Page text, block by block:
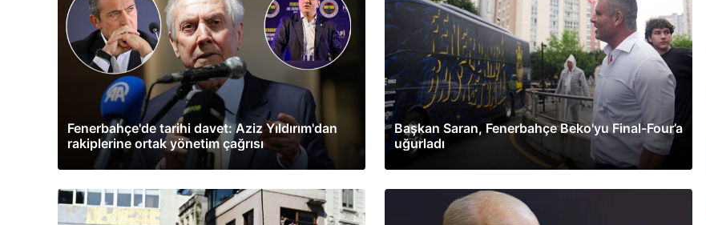
Fenerbahçe'de tarihi davet: Aziz Yıldırım'dan
rakiplerine ortak yönetim çağrısı
Başkan Saran, Fenerbahçe Beko'yu Final-Four’a
uğurladı